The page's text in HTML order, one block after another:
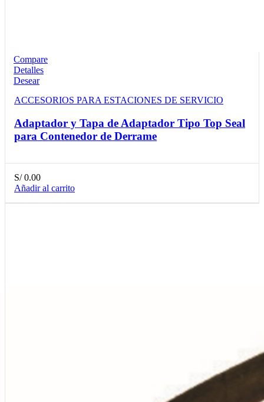
Compare
Detalles
Desear
ACCESORIOS PARA ESTACIONES DE SERVICIO
Adaptador y Tapa de Adaptador Tipo Top Seal
para Contenedor de Derrame
S/0.00
Añadir al carrito